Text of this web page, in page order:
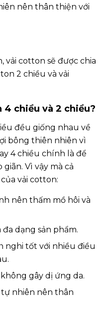
nên thân thiện với
vải cotton sẽ được chia
2 chiều và vải
4 chiều và 2 chiều?
đều giống nhau về
bông thiên nhiên vì
4 chiều chính là để
Vì vậy mà cả
vải cotton:
nên thấm mồ hôi và
dạng sản phẩm.
nghi tốt với nhiều điều
gây dị ứng da.
nhiên nên thân